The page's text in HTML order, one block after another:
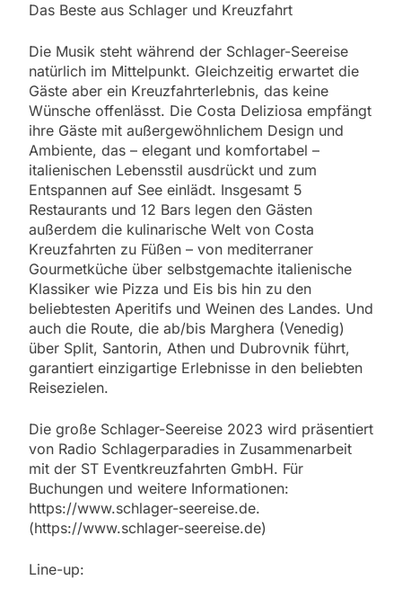
Das Beste aus Schlager und Kreuzfahrt
Die Musik steht während der Schlager-Seereise
natürlich im Mittelpunkt. Gleichzeitig erwartet die
Gäste aber ein Kreuzfahrterlebnis, das keine
Wünsche offenlässt. Die Costa Deliziosa empfängt
ihre Gäste mit außergewöhnlichem Design und
Ambiente, das – elegant und komfortabel –
italienischen Lebensstil ausdrückt und zum
Entspannen auf See einlädt. Insgesamt 5
Restaurants und 12 Bars legen den Gästen
außerdem die kulinarische Welt von Costa
Kreuzfahrten zu Füßen – von mediterraner
Gourmetküche über selbstgemachte italienische
Klassiker wie Pizza und Eis bis hin zu den
beliebtesten Aperitifs und Weinen des Landes. Und
auch die Route, die ab/bis Marghera (Venedig)
über Split, Santorin, Athen und Dubrovnik führt,
garantiert einzigartige Erlebnisse in den beliebten
Reisezielen.
Die große Schlager-Seereise 2023 wird präsentiert
von Radio Schlagerparadies in Zusammenarbeit
mit der ST Eventkreuzfahrten GmbH. Für
Buchungen und weitere Informationen:
https://www.schlager-seereise.de.
(https://www.schlager-seereise.de)
Line-up: